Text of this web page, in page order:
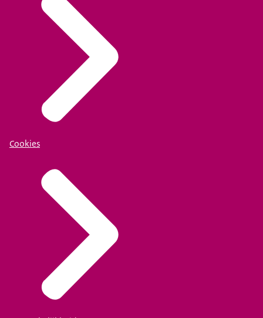
Cookies